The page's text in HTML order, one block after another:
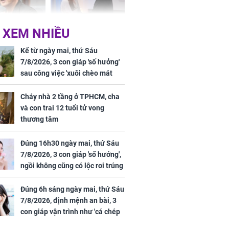
lên tiếng
thay tim,
minh sức
Cô gái bị ép đi xem
mắt, nhưng vừa thấy
đối tượng mai mối thì
đỏ mặt ‘đứng hình’
hành cùng
Trì, Địch Lệ
bá
NHIỀU
Kể từ ngày mai, thứ Sáu
7/8/2026, 3 con giáp 'số hưởng'
sau công việc 'xuôi chèo mát
mái', tiền tài 'thu về như nước',
tình duyên viên mãn
Cháy nhà 2 tầng ở TPHCM, cha
và con trai 12 tuổi tử vong
thương tâm
Đúng 16h30 ngày mai, thứ Sáu
7/8/2026, 3 con giáp 'số hưởng',
ngồi không cũng có lộc rơi trúng
đầu, vừa tránh được họa vừa có
tiền vàng
Đúng 6h sáng ngày mai, thứ Sáu
7/8/2026, định mệnh an bài, 3
con giáp vận trình như 'cá chép